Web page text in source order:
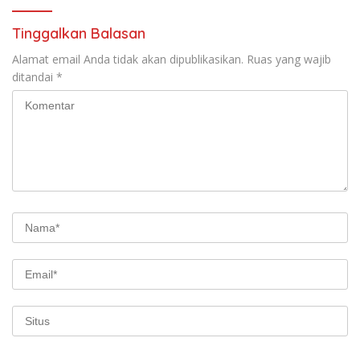
Tinggalkan Balasan
Alamat email Anda tidak akan dipublikasikan. Ruas yang wajib
ditandai *